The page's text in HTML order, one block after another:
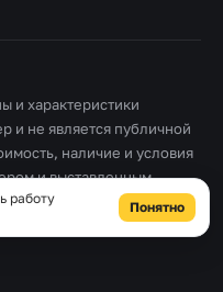
и характеристики
и не является публичной
наличие и условия
и выставленным
их правообладателям.
обработку персональных
работу
Понятно